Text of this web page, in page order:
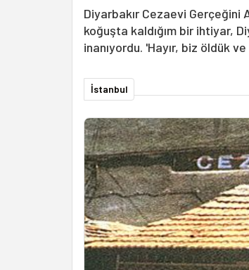
Diyarbakır Cezaevi Gerçeğini
koğuşta kaldığım bir ihtiyar,
inanıyordu. 'Hayır, biz öldük
İstanbul